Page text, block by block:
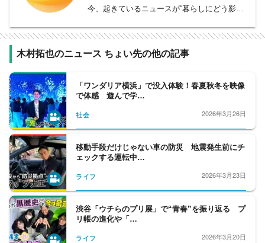
今、起きているニュースが“暮らしにどう影響
社会や暮らしが良くなるためのヒントやきっ
かけを探します。
放送中。榎並大二郎と山﨑夕貴、遠藤玲子が
木村拓也のニュース ちょい先の他の記事
「ワンダリア横浜」で没入体験！春夏秋冬を映像
で体感 遊んで学…
社会 2026年3月26日
移動手段だけじゃない車の防災 地震発生前にチ
ェックする運転中…
ライフ 2026年3月23日
渋谷「ウチらのプリ展」で“青春”を振り返る プ
リ帳の進化や「…
ライフ 2026年3月20日